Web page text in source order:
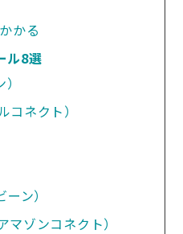
かる
ル8選
ネクト）
ン）
ゾンコネクト）